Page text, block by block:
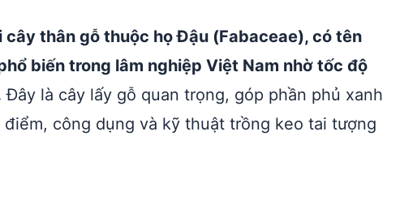
cây thân gỗ thuộc họ Đậu (Fabaceae), có tên
biến trong lâm nghiệp Việt Nam nhờ tốc độ
Đây là cây lấy gỗ quan trọng, góp phần phủ xanh
công dụng và kỹ thuật trồng keo tai tượng